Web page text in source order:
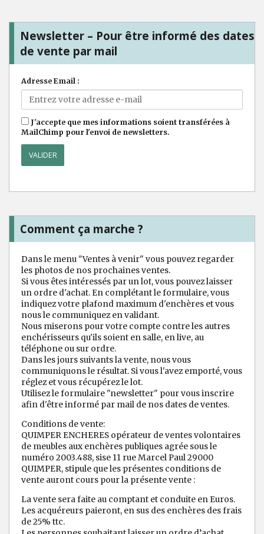
Newsletter – Pour être informé des dates
de vente par mail
Adresse Email :
J'accepte que mes informations soient transférées à
MailChimp pour l'envoi de newsletters.
Comment ça marche ?
Dans le menu "Ventes à venir" vous pouvez regarder
les photos de nos prochaines ventes.
Si vous êtes intéressés par un lot, vous pouvez laisser
un ordre d'achat. En complétant le formulaire, vous
indiquez votre plafond maximum d'enchères et vous
nous le communiquez en validant.
Nous miserons pour votre compte contre les autres
enchérisseurs qu'ils soient en salle, en live, au
téléphone ou sur ordre.
Dans les jours suivants la vente, nous vous
communiquons le résultat. Si vous l'avez emporté, vous
réglez et vous récupérez le lot.
Utilisez le formulaire "newsletter" pour vous inscrire
afin d'être informé par mail de nos dates de ventes.
Conditions de vente:
QUIMPER ENCHERES opérateur de ventes volontaires
de meubles aux enchères publiques agrée sous le
numéro 2003.488, sise 11 rue Marcel Paul 29000
QUIMPER, stipule que les présentes conditions de
vente auront cours pour la présente vente :
La vente sera faite au comptant et conduite en Euros.
Les acquéreurs paieront, en sus des enchères des frais
de 25% ttc.